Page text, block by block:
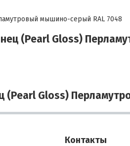
(Pearl Gloss)
Gloss)
Контакты